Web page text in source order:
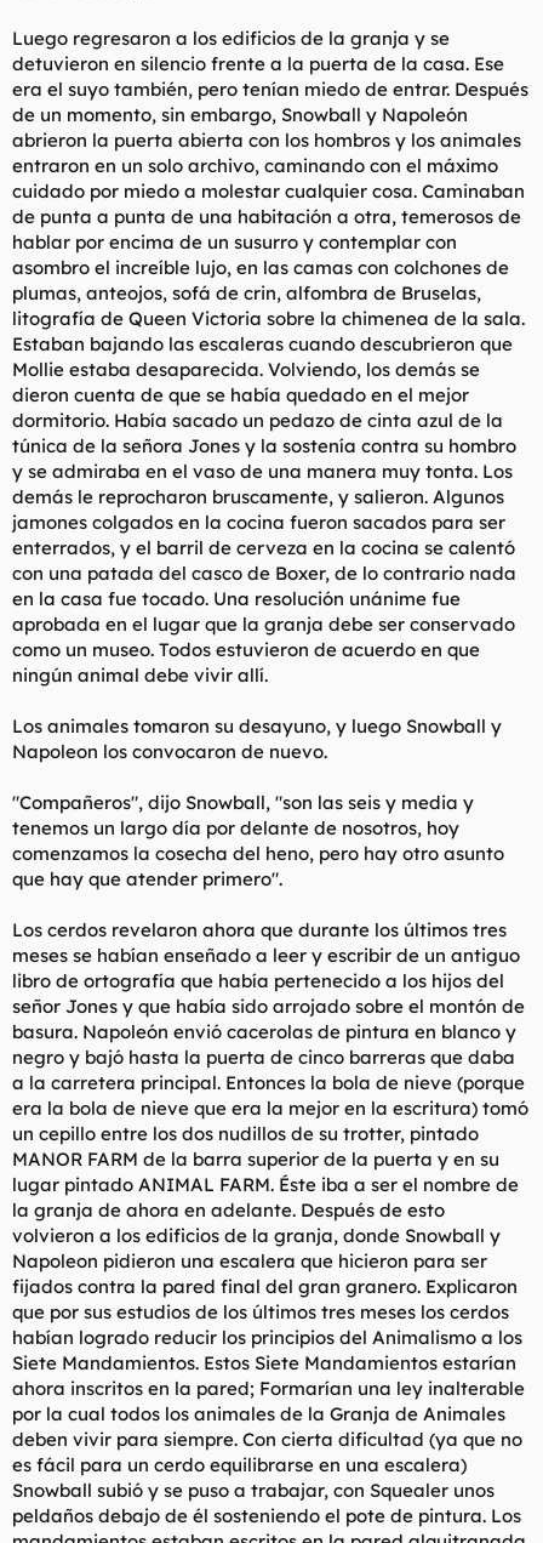
Luego regresaron a los edificios de la granja y se
detuvieron en silencio frente a la puerta de la casa. Ese
era el suyo también, pero tenían miedo de entrar. Después
de un momento, sin embargo, Snowball y Napoleón
abrieron la puerta abierta con los hombros y los animales
entraron en un solo archivo, caminando con el máximo
cuidado por miedo a molestar cualquier cosa. Caminaban
de punta a punta de una habitación a otra, temerosos de
hablar por encima de un susurro y contemplar con
asombro el increíble lujo, en las camas con colchones de
plumas, anteojos, sofá de crin, alfombra de Bruselas,
litografía de Queen Victoria sobre la chimenea de la sala.
Estaban bajando las escaleras cuando descubrieron que
Mollie estaba desaparecida. Volviendo, los demás se
dieron cuenta de que se había quedado en el mejor
dormitorio. Había sacado un pedazo de cinta azul de la
túnica de la señora Jones y la sostenía contra su hombro
y se admiraba en el vaso de una manera muy tonta. Los
demás le reprocharon bruscamente, y salieron. Algunos
jamones colgados en la cocina fueron sacados para ser
enterrados, y el barril de cerveza en la cocina se calentó
con una patada del casco de Boxer, de lo contrario nada
en la casa fue tocado. Una resolución unánime fue
aprobada en el lugar que la granja debe ser conservado
como un museo. Todos estuvieron de acuerdo en que
ningún animal debe vivir allí.
Los animales tomaron su desayuno, y luego Snowball y
Napoleon los convocaron de nuevo.
"Compañeros", dijo Snowball, "son las seis y media y
tenemos un largo día por delante de nosotros, hoy
comenzamos la cosecha del heno, pero hay otro asunto
que hay que atender primero".
Los cerdos revelaron ahora que durante los últimos tres
meses se habían enseñado a leer y escribir de un antiguo
libro de ortografía que había pertenecido a los hijos del
señor Jones y que había sido arrojado sobre el montón de
basura. Napoleón envió cacerolas de pintura en blanco y
negro y bajó hasta la puerta de cinco barreras que daba
a la carretera principal. Entonces la bola de nieve (porque
era la bola de nieve que era la mejor en la escritura) tomó
un cepillo entre los dos nudillos de su trotter, pintado
MANOR FARM de la barra superior de la puerta y en su
lugar pintado ANIMAL FARM. Éste iba a ser el nombre de
la granja de ahora en adelante. Después de esto
volvieron a los edificios de la granja, donde Snowball y
Napoleon pidieron una escalera que hicieron para ser
fijados contra la pared final del gran granero. Explicaron
que por sus estudios de los últimos tres meses los cerdos
habían logrado reducir los principios del Animalismo a los
Siete Mandamientos. Estos Siete Mandamientos estarían
ahora inscritos en la pared; Formarían una ley inalterable
por la cual todos los animales de la Granja de Animales
deben vivir para siempre. Con cierta dificultad (ya que no
es fácil para un cerdo equilibrarse en una escalera)
Snowball subió y se puso a trabajar, con Squealer unos
peldaños debajo de él sosteniendo el pote de pintura. Los